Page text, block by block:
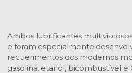
Ambos lubrificantes
e foram especialmente
requerimentos dos modernos
gasolina, etanol, bicombustível e